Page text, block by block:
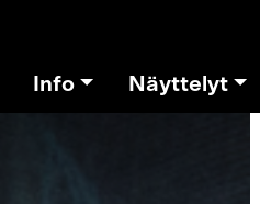
Info Näyttelyt